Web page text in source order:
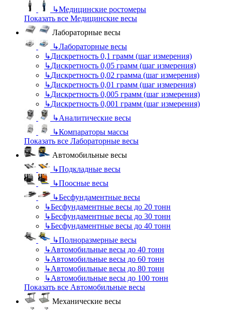
↳Медицинские ростомеры
Показать все Медицинские весы
Лабораторные весы
↳Лабораторные весы
↳Дискретность 0,1 грамм (шаг измерения)
↳Дискретность 0,05 грамм (шаг измерения)
↳Дискретность 0,02 грамма (шаг измерения)
↳Дискретность 0,01 грамм (шаг измерения)
↳Дискретность 0,005 грамм (шаг измерения)
↳Дискретность 0,001 грамм (шаг измерения)
↳Аналитические весы
↳Компараторы массы
Показать все Лабораторные весы
Автомобильные весы
↳Подкладные весы
↳Поосные весы
↳Бесфундаментные весы
↳Бесфундаментные весы до 20 тонн
↳Бесфундаментные весы до 30 тонн
↳Бесфундаментные весы до 40 тонн
↳Полноразмерные весы
↳Автомобильные весы до 40 тонн
↳Автомобильные весы до 60 тонн
↳Автомобильные весы до 80 тонн
↳Автомобильные весы до 100 тонн
Показать все Автомобильные весы
Механические весы